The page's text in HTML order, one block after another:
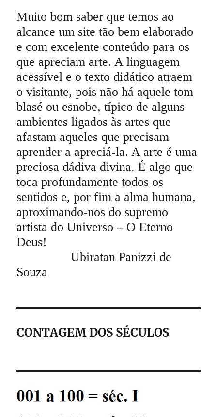
Muito bom saber que temos ao
alcance um site tão bem elaborado
e com excelente conteúdo para os
que apreciam arte. A linguagem
acessível e o texto didático atraem
o visitante, pois não há aquele tom
blasé ou esnobe, típico de alguns
ambientes ligados às artes que
afastam aqueles que precisam
aprender a apreciá-la. A arte é uma
preciosa dádiva divina. É algo que
toca profundamente todos os
sentidos e, por fim a alma humana,
aproximando-nos do supremo
artista do Universo – O Eterno
Deus!
Ubiratan Panizzi de
Souza
CONTAGEM DOS SÉCULOS